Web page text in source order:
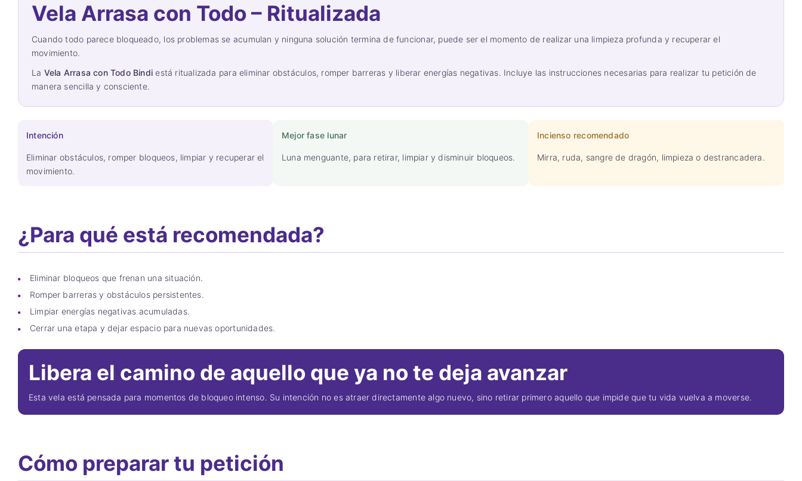
Vela Arrasa con Todo – Ritualizada
Cuando todo parece bloqueado, los problemas se acumulan y ninguna solución termina de funcionar, puede ser el momento de realizar una limpieza profunda y recuperar el
movimiento.
La Vela Arrasa con Todo Bindi está ritualizada para eliminar obstáculos, romper barreras y liberar energías negativas. Incluye las instrucciones necesarias para realizar tu petición de
manera sencilla y consciente.
Intención
Eliminar obstáculos, romper bloqueos, limpiar y recuperar el
movimiento.
Mejor fase lunar
Luna menguante, para retirar, limpiar y disminuir bloqueos.
Incienso recomendado
Mirra, ruda, sangre de dragón, limpieza o destrancadera.
¿Para qué está recomendada?
Eliminar bloqueos que frenan una situación.
Romper barreras y obstáculos persistentes.
Limpiar energías negativas acumuladas.
Cerrar una etapa y dejar espacio para nuevas oportunidades.
Libera el camino de aquello que ya no te deja avanzar
Esta vela está pensada para momentos de bloqueo intenso. Su intención no es atraer directamente algo nuevo, sino retirar primero aquello que impide que tu vida vuelva a moverse.
Cómo preparar tu petición